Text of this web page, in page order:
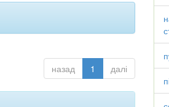
назад 1 далі